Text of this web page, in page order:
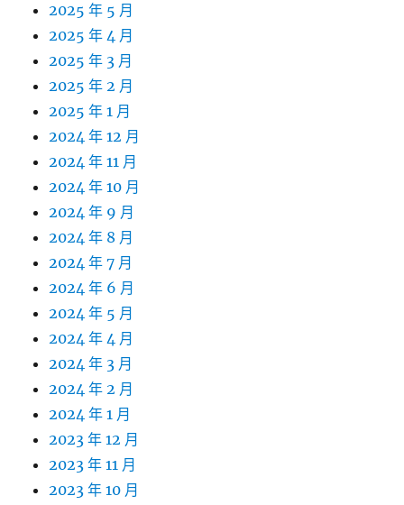
2025 年 5 月
2025 年 4 月
2025 年 3 月
2025 年 2 月
2025 年 1 月
2024 年 12 月
2024 年 11 月
2024 年 10 月
2024 年 9 月
2024 年 8 月
2024 年 7 月
2024 年 6 月
2024 年 5 月
2024 年 4 月
2024 年 3 月
2024 年 2 月
2024 年 1 月
2023 年 12 月
2023 年 11 月
2023 年 10 月